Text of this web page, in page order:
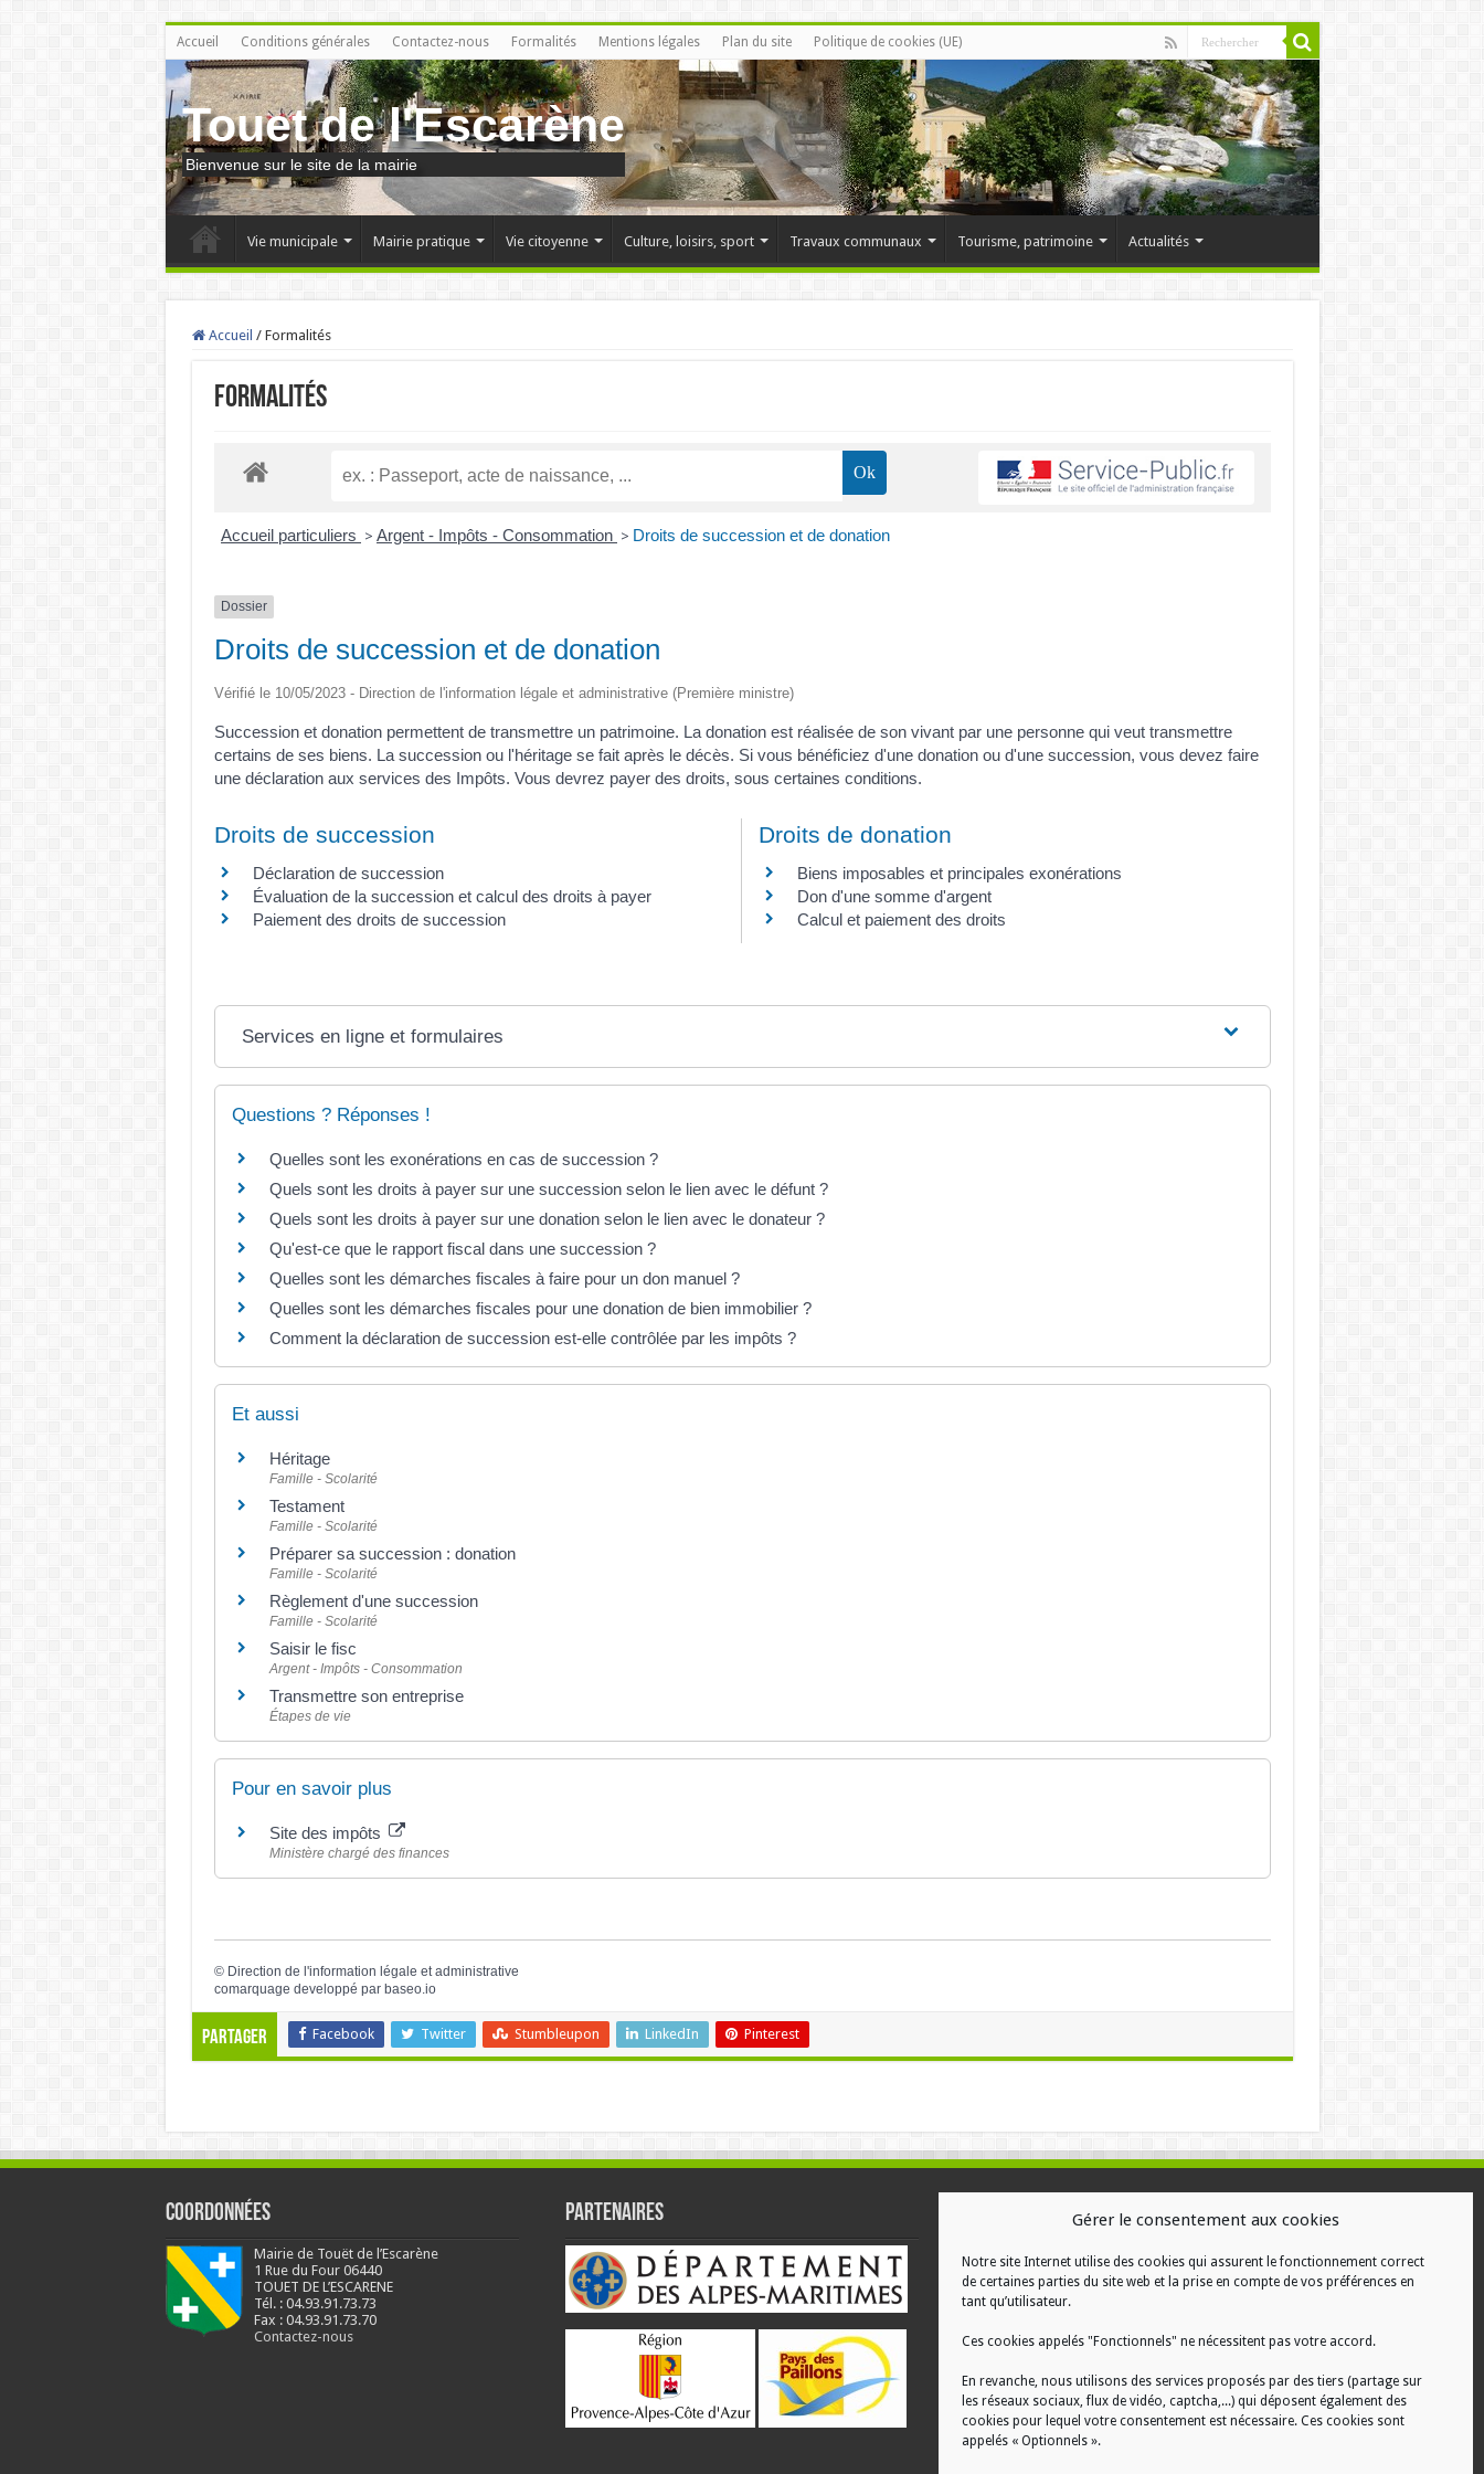
Gérer le consentement aux cookies
Notre site Internet utilise des cookies qui assurent le fonctionnement correct
de certaines parties du site web et la prise en compte de vos préférences en
tant qu’utilisateur.
Ces cookies appelés "Fonctionnels" ne nécessitent pas votre accord.
En revanche, nous utilisons des services proposés par des tiers (partage sur
les réseaux sociaux, flux de vidéo, captcha,...) qui déposent également des
cookies pour lequel votre consentement est nécessaire. Ces cookies sont
appelés « Optionnels ».
Accueil Conditions générales Contactez-nous Formalités Mentions légales Plan du site Politique de cookies (UE)
Touet de l'Escarène
Bienvenue sur le site de la mairie
Vie municipale Mairie pratique Vie citoyenne Culture, loisirs, sport Travaux communaux Tourisme, patrimoine Actualités
Accueil / Formalités
Formalités
Accueil particuliers > Argent - Impôts - Consommation > Droits de succession et de donation
Dossier
Droits de succession et de donation
Vérifié le 10/05/2023 - Direction de l'information légale et administrative (Première ministre)
Succession et donation permettent de transmettre un patrimoine. La donation est réalisée de son vivant par une personne qui veut transmettre
certains de ses biens. La succession ou l'héritage se fait après le décès. Si vous bénéficiez d'une donation ou d'une succession, vous devez faire
une déclaration aux services des Impôts. Vous devrez payer des droits, sous certaines conditions.
Droits de succession
Déclaration de succession
Évaluation de la succession et calcul des droits à payer
Paiement des droits de succession
Droits de donation
Biens imposables et principales exonérations
Don d'une somme d'argent
Calcul et paiement des droits
Services en ligne et formulaires
Questions ? Réponses !
Quelles sont les exonérations en cas de succession ?
Quels sont les droits à payer sur une succession selon le lien avec le défunt ?
Quels sont les droits à payer sur une donation selon le lien avec le donateur ?
Qu'est-ce que le rapport fiscal dans une succession ?
Quelles sont les démarches fiscales à faire pour un don manuel ?
Quelles sont les démarches fiscales pour une donation de bien immobilier ?
Comment la déclaration de succession est-elle contrôlée par les impôts ?
Et aussi
Héritage
Famille - Scolarité
Testament
Famille - Scolarité
Préparer sa succession : donation
Famille - Scolarité
Règlement d'une succession
Famille - Scolarité
Saisir le fisc
Argent - Impôts - Consommation
Transmettre son entreprise
Étapes de vie
Pour en savoir plus
Site des impôts
Ministère chargé des finances
© Direction de l'information légale et administrative
comarquage developpé par baseo.io
Partager Facebook Twitter Stumbleupon LinkedIn Pinterest
Coordonnées
Mairie de Touët de l’Escarène
1 Rue du Four 06440
TOUET DE L’ESCARENE
Tél. : 04.93.91.73.73
Fax : 04.93.91.73.70
Contactez-nous
Partenaires